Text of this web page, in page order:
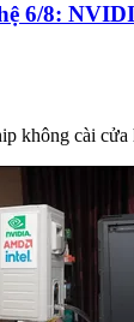
6/8:
không cài cửa